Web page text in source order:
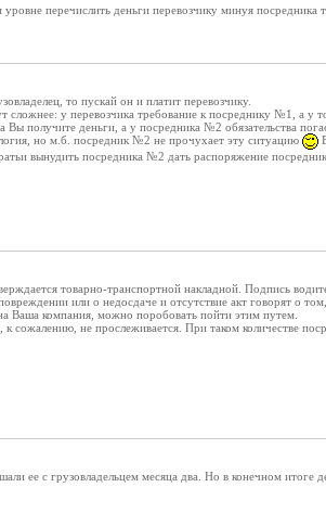
перечислить деньги перевозчику минуя посредника
то пускай он и платит перевозчику.
сложнее: у перевозчика требование к посреднику №1, а
получите деньги, а у посредника №2 обязательства
но м.б. посредник №2 не прочухает эту ситуацию
вынудить посредника №2 дать распоряжение
товарно-транспортной накладной. Подпись
или о недосдаче и отсутствие акт говорят о
Ваша компания, можно поробовать пойти этим путем.
сожалению, не прослеживается. При таком количестве
ее с грузовладельцем месяца два. Но в конечном итоге